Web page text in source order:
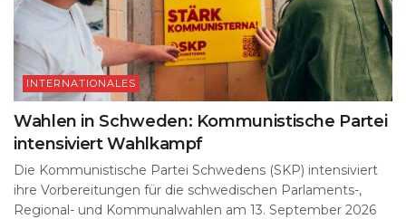
INTERNATIONALES
Wahlen in Schweden: Kommunistische Partei
intensiviert Wahlkampf
Die Kommunistische Partei Schwedens (SKP) intensiviert
ihre Vorbereitungen für die schwedischen Parlaments-,
Regional- und Kommunalwahlen am 13. September 2026